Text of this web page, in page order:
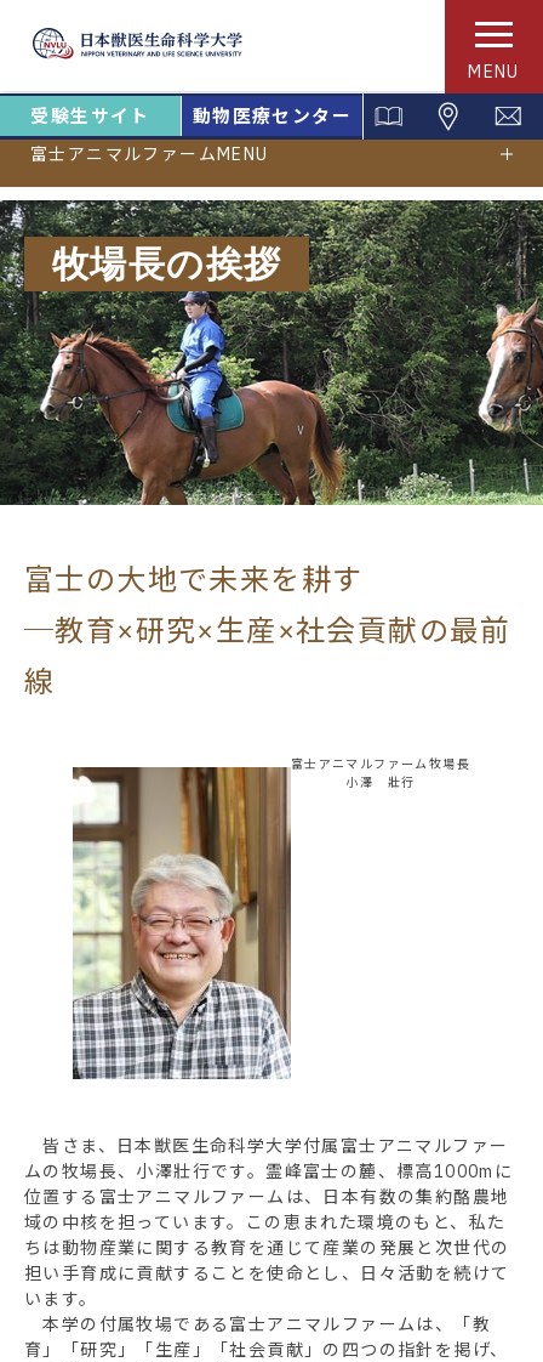
MENU
受験生サイト 動物医療センター
富士アニマルファームMENU
牧場長の挨拶
富士の大地で未来を耕す
─教育×研究×生産×社会貢献の最前
線
富士アニマルファーム牧場長
小澤 壯行
皆さま、日本獣医生命科学大学付属富士アニマルファー
ムの牧場長、小澤壯行です。霊峰富士の麓、標高1000mに
位置する富士アニマルファームは、日本有数の集約酪農地
域の中核を担っています。この恵まれた環境のもと、私た
ちは動物産業に関する教育を通じて産業の発展と次世代の
担い手育成に貢献することを使命とし、日々活動を続けて
います。
本学の付属牧場である富士アニマルファームは、「教
育」「研究」「生産」「社会貢献」の四つの指針を掲げ、